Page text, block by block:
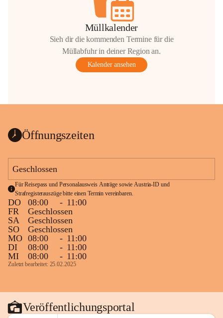
Müllkalender
Sieh dir die kommenden Termine für die
Müllabfuhr in deiner Region an.
Kalender ansehen
Öffnungszeiten
Geschlossen
Für Reisepass und Personalausweis Anträge sowie Austria-ID und
Strafregisterauszüge bitte einen Termin vereinbaren.
DO 08:00 - 11:00
FR
Geschlossen
SA
Geschlossen
SO
Geschlossen
MO 08:00 - 11:00
DI
08:00 - 11:00
MI
08:00 - 11:00
Zuletzt bearbeitet: 25.02.2025
Veröffentlichungsportal